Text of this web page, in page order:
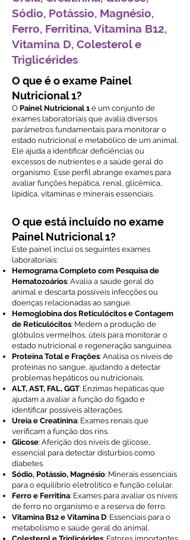
Sódio, Potássio, Magnésio,
Ferro, Ferritina, Vitamina B12,
Vitamina D, Colesterol e
Triglicérides
O que é o exame Painel
Nutricional 1?
O Painel Nutricional 1é um conjunto de
exames laboratoriais que avalia diversos
parâmetros fundamentais para monitorar o
estado nutricional e metabólico de um animal.
Ele ajuda a identificar deficiências ou
excessos de nutrientes e a saúde geral do
organismo. Esse perfil abrange exames para
avaliar funções hepática, renal, glicêmica,
lipídica, vitaminas e minerais essenciais.
O que está incluído no exame
Painel Nutricional 1?
Este painel inclui os seguintes exames
laboratoriais:
Hemograma Completo com Pesquisa de
Hematozoários: Avalia a saúde geral do
animal e descarta possíveis infecções ou
doenças relacionadas ao sangue.
Hemoglobina dos Reticulócitos e Contagem
de Reticulócitos: Medem a produção de
glóbulos vermelhos, úteis para monitorar o
estado nutricional e regeneração sanguínea.
Proteína Total e Frações: Analisa os níveis de
proteínas no sangue, ajudando a detectar
problemas hepáticos ou nutricionais.
ALT, AST, FAL, GGT: Enzimas hepáticas que
ajudam a avaliar a função do fígado e
identificar possíveis alterações.
Ureia e Creatinina: Exames renais que
verificam a função dos rins.
Glicose: Aferição dos níveis de glicose,
essencial para detectar distúrbios como
diabetes.
Sódio, Potássio, Magnésio: Minerais essenciais
para o equilíbrio eletrolítico e função celular.
Ferro e Ferritina: Exames para avaliar os níveis
de ferro no organismo e a reserva de ferro.
Vitamina B12 e Vitamina D: Essenciais para o
metabolismo e saúde geral do animal.